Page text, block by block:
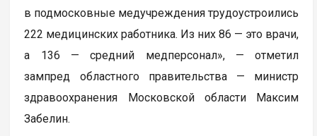
в подмосковные медучреждения трудоустроились
222 медицинских работника. Из них 86 — это врачи,
а 136 — средний медперсонал», — отметил
зампред областного правительства — министр
здравоохранения Московской области Максим
Забелин.